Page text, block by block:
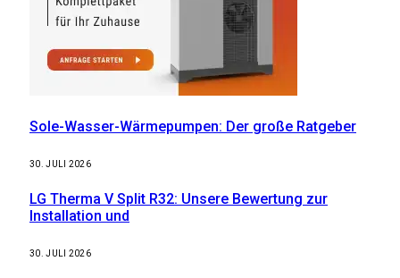
Sole-Wasser-Wärmepumpen: Der große Ratgeber
30. JULI 2026
LG Therma V Split R32: Unsere Bewertung zur
Installation und
30. JULI 2026